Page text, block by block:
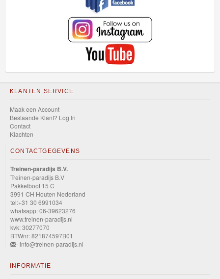
HW
Speed
Graphics
HW
Speed
Team
HW
Torque
HW
Track
Champs
HW
KLANTEN SERVICE
Maak een Account
Bestaande Klant? Log In
Contact
Klachten
CONTACTGEGEVENS
Treinen-paradijs B.V.
Treinen-paradijs B.V
Pakketboot 15 C
3991 CH Houten Nederland
tel:+31 30 6991034
whatsapp: 06-39623276
www.treinen-paradijs.nl
kvk: 30277070
BTWnr: 821874597B01
- info@treinen-paradijs.nl
INFORMATIE